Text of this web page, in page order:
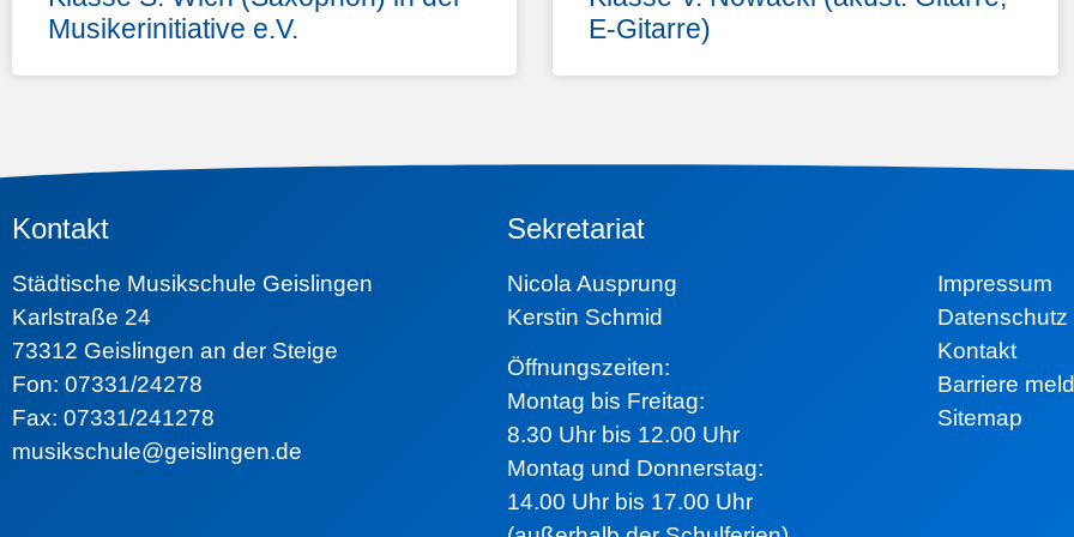
Musikerinitiative e.V.
E-Gitarre)
Kontakt
Städtische Musikschule Geislingen
Karlstraße 24
73312 Geislingen an der Steige
Fon: 07331/24278
Fax: 07331/241278
musikschule@geislingen.de
Sekretariat
Nicola Ausprung
Kerstin Schmid
Öffnungszeiten:
Montag bis Freitag:
8.30 Uhr bis 12.00 Uhr
Montag und Donnerstag:
14.00 Uhr bis 17.00 Uhr
Impressum
Datenschutz
Kontakt
Barriere
Sitemap